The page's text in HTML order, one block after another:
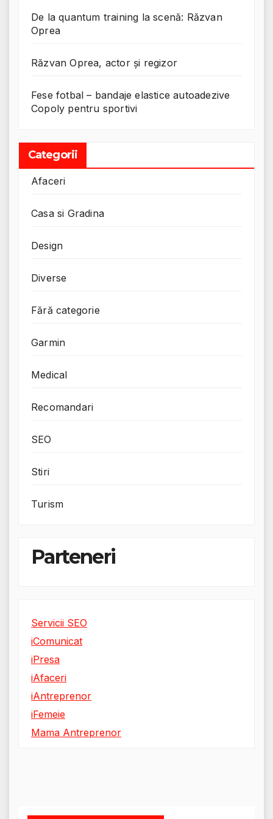
De la quantum training la scenă: Răzvan
Oprea
Răzvan Oprea, actor și regizor
Fese fotbal – bandaje elastice autoadezive
Copoly pentru sportivi
Categorii
Afaceri
Casa si Gradina
Design
Diverse
Fără categorie
Garmin
Medical
Recomandari
SEO
Stiri
Turism
Parteneri
Servicii SEO
iComunicat
iPresa
iAfaceri
iAntreprenor
iFemeie
Mama Antreprenor